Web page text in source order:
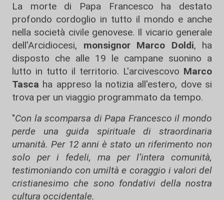
La morte di Papa Francesco ha destato
profondo cordoglio in tutto il mondo e anche
nella società civile genovese. Il vicario generale
dell'Arcidiocesi, monsignor Marco Doldi, ha
disposto che alle 19 le campane suonino a
lutto in tutto il territorio. L'arcivescovo Marco
Tasca ha appreso la notizia all'estero, dove si
trova per un viaggio programmato da tempo.
"Con la scomparsa di Papa Francesco il mondo
perde una guida spirituale di straordinaria
umanità. Per 12 anni è stato un riferimento non
solo per i fedeli, ma per l’intera comunità,
testimoniando con umiltà e coraggio i valori del
cristianesimo che sono fondativi della nostra
cultura occidentale.